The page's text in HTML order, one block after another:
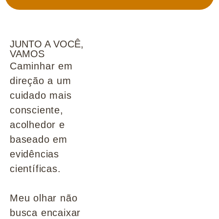
JUNTO A VOCÊ,
VAMOS
Caminhar em
direção a um
cuidado mais
consciente,
acolhedor e
baseado em
evidências
científicas.
Meu olhar não
busca encaixar